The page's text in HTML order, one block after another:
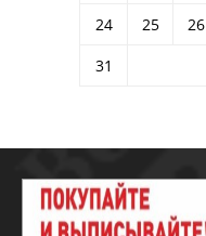
24
25 26
31